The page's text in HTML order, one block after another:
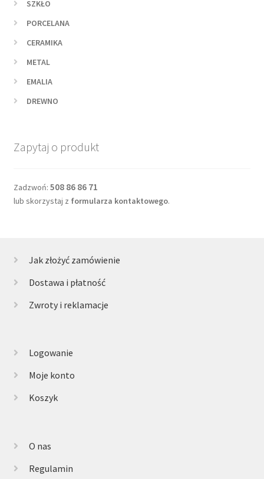
SZKŁO
PORCELANA
CERAMIKA
METAL
EMALIA
DREWNO
Zapytaj o produkt
Zadzwoń: 508 86 86 71
lub skorzystaj z formularza kontaktowego.
Jak złożyć zamówienie
Dostawa i płatność
Zwroty i reklamacje
Logowanie
Moje konto
Koszyk
O nas
Regulamin